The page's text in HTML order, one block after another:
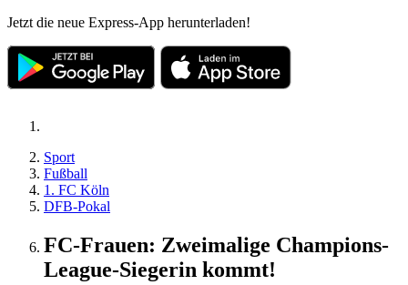
Jetzt die neue Express-App herunterladen!
Sport
Fußball
1. FC Köln
DFB-Pokal
FC-Frauen: Zweimalige Champions-
League-Siegerin kommt!